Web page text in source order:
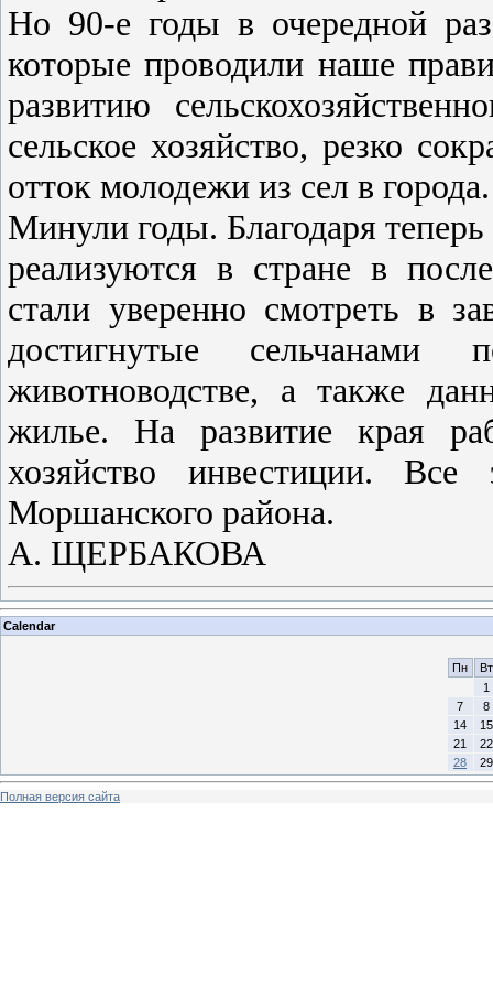
Но 90-е годы в очередной
которые проводили наше
развитию
сельское хозяйство, резко
отток молодежи из сел в города.
Минули годы. Благодаря
реализуются в стране в
стали уверенно смотреть в
достигнутые сельчанами
животноводстве, а также
жилье. На развитие края
хозяйство инвестиции.
Моршанского района.
А. ЩЕРБАКОВА
Calendar
Пн
Вт
1
7
8
14
15
21
22
28
29
Полная версия сайта